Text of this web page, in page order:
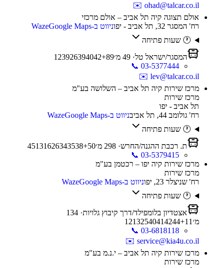
✉️ ohad@talcar.co.il
אולם תצוגה קיה תל אביב – אולם מרכזי
רח' המסגר 32, תל אביב - יפו
ניווט ב-WazeGoogle Maps
🕐 שעות פתיחה
המסגר/ישראל טל·
49 מ׳ 1 23926394042+89
📞 03-5377444
✉️ lev@talcar.co.il
מרכז שירות קיה תל אביב – השלושה בע"מ
מרכז שירות
תל אביב - יפו
רח' גולומב 44, תל אביב
ניווט ב-WazeGoogle Maps
🕐 שעות פתיחה
ת. רכבת ההגנה/החרש·
298 מ׳ 45131626343538+50
📞 03-5379415
מרכז שירות קיה יפו – רכטמן בע"מ
מרכז שירות
רח' שניצלר 23, יפו
ניווט ב-WazeGoogle Maps
🕐 שעות פתיחה
אצטדיון בלומפילד/דרך קיבוץ גלויות·
134
מ׳
1 2132540414244+11
📞 03-6818118
✉️ service@kia4u.co.il
מרכז שירות קיה תל אביב – י.נ.מ בע"מ
מרכז שירות